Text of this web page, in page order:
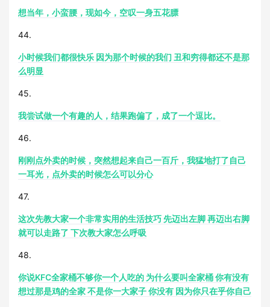
想当年，小蛮腰，现如今，空叹一身五花膘
44.
小时候我们都很快乐 因为那个时候的我们 丑和穷得都还不是那
么明显
45.
我尝试做一个有趣的人，结果跑偏了，成了一个逗比。
46.
刚刚点外卖的时候，突然想起来自己一百斤，我猛地打了自己
一耳光，点外卖的时候怎么可以分心
47.
这次先教大家一个非常实用的生活技巧 先迈出左脚 再迈出右脚
就可以走路了 下次教大家怎么呼吸
48.
你说KFC全家桶不够你一个人吃的 为什么要叫全家桶 你有没有
想过那是鸡的全家 不是你一大家子 你没有 因为你只在乎你自己